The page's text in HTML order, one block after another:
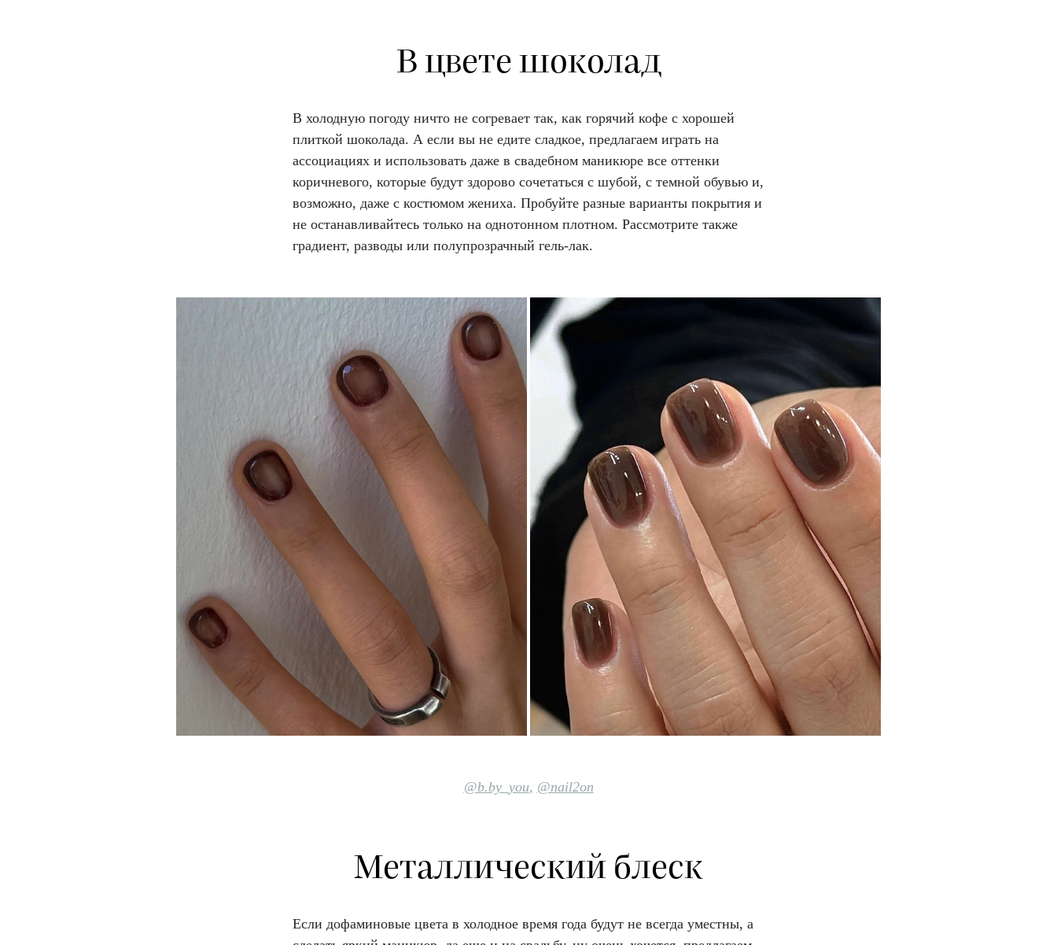
В цвете шоколад
В холодную погоду ничто не согревает так, как горячий кофе с хорошей
плиткой шоколада. А если вы не едите сладкое, предлагаем играть на
ассоциациях и использовать даже в свадебном маникюре все оттенки
коричневого, которые будут здорово сочетаться с шубой, с темной обувью и,
возможно, даже с костюмом жениха. Пробуйте разные варианты покрытия и
не останавливайтесь только на однотонном плотном. Рассмотрите также
градиент, разводы или полупрозрачный гель-лак.
@b.by_you, @nail2on
Металлический блеск
Если дофаминовые цвета в холодное время года будут не всегда уместны, а